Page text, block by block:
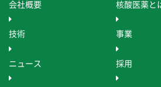
会社概要 核酸医薬と
技術 事業
ニュース 採用